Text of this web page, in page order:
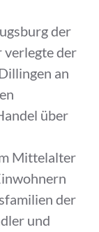
der
verlegte der
an
über
Mittelalter
der
und